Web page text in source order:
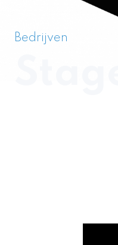
Bedrijven